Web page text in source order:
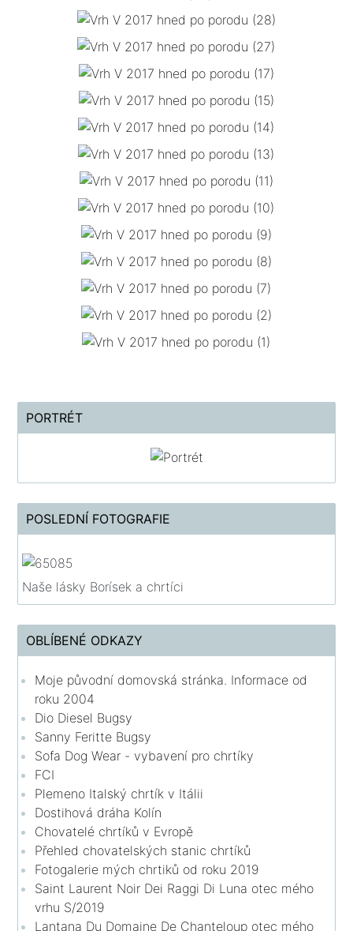
PORTRÉT
POSLEDNÍ FOTOGRAFIE
Naše lásky Borísek a chrtíci
OBLÍBENÉ ODKAZY
Moje původní domovská stránka. Informace od
roku 2004
Dio Diesel Bugsy
Sanny Feritte Bugsy
Sofa Dog Wear - vybavení pro chrtíky
FCI
Plemeno Italský chrtík v Itálii
Dostihová dráha Kolín
Chovatelé chrtíků v Evropě
Přehled chovatelských stanic chrtíků
Fotogalerie mých chrtiků od roku 2019
Saint Laurent Noir Dei Raggi Di Luna otec mého
vrhu S/2019
Lantana Du Domaine De Chanteloup otec mého